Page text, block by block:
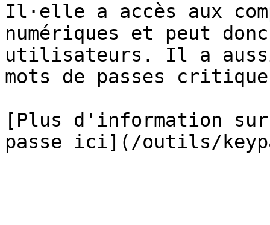
Il·elle a accès aux
numériques et peut
utilisateurs. Il a
mots de passes
[Plus d'information